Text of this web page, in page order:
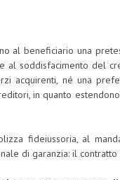
al beneficiario una
al soddisfacimento del
acquirenti, né una
in quanto
fideiussoria, al
di garanzia: il